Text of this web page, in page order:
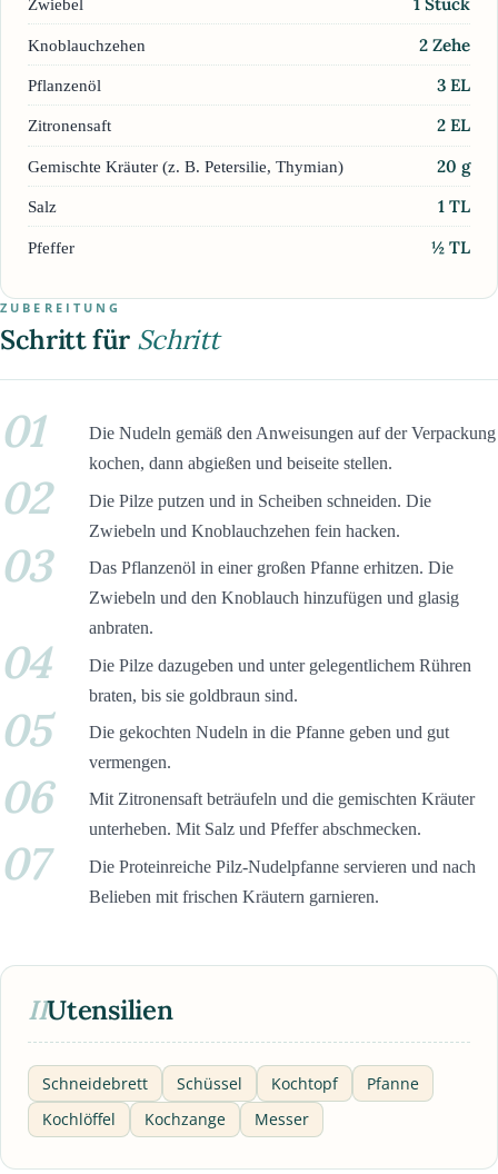
Zwiebel
Knoblauchzehen 2 Zehe
Pflanzenöl 3 EL
Zitronensaft 2 EL
Gemischte Kräuter (z. B. Petersilie, Thymian) 20 g
Salz 1 TL
Pfeffer ½ TL
ZUBEREITUNG
Schritt für Schritt
01
Die Nudeln gemäß den Anweisungen auf der Verpackung
kochen, dann abgießen und beiseite stellen.
02
Die Pilze putzen und in Scheiben schneiden. Die
Zwiebeln und Knoblauchzehen fein hacken.
03
Das Pflanzenöl in einer großen Pfanne erhitzen. Die
Zwiebeln und den Knoblauch hinzufügen und glasig
anbraten.
04
Die Pilze dazugeben und unter gelegentlichem Rühren
braten, bis sie goldbraun sind.
05
Die gekochten Nudeln in die Pfanne geben und gut
vermengen.
06
Mit Zitronensaft beträufeln und die gemischten Kräuter
unterheben. Mit Salz und Pfeffer abschmecken.
07
Die Proteinreiche Pilz-Nudelpfanne servieren und nach
Belieben mit frischen Kräutern garnieren.
IIUtensilien
Schneidebrett Schüssel Kochtopf
Pfanne
Kochlöffel
Kochzange Messer